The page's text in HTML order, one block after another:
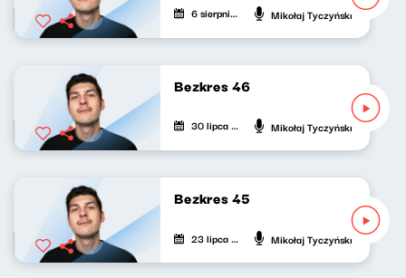
6 sierpnia 2024 Mikołaj Tyczyński
Bezkres 46
30 lipca 2024 Mikołaj Tyczyński
Bezkres 45
23 lipca 2024 Mikołaj Tyczyński